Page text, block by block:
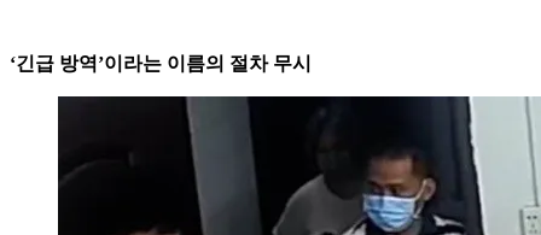
‘긴급 방역’이라는 이름의 절차 무시